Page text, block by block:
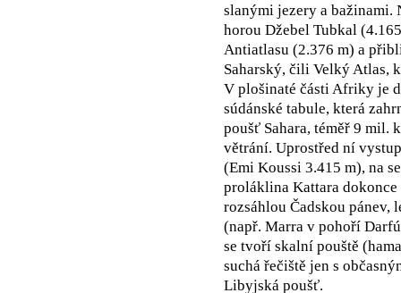
slanými jezery a bažinami.
horou Džebel Tubkal
Antiatlasu (2.376 m) a
Saharský, čili Velký Atlas,
V plošinaté části Afriky je
súdánské tabule, která
poušť Sahara, téměř 9 mil.
větrání. Uprostřed ní
(Emi Koussi 3.415 m), na
proláklina Kattara
rozsáhlou Čadskou
(např. Marra v pohoří
se tvoří skalní pouště
suchá řečiště jen s
Libyjská poušť.